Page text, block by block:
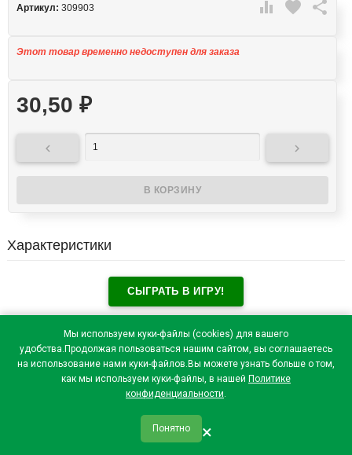
Мы используем куки-файлы (cookies) для вашего
удобства.Продолжая пользоваться нашим сайтом, вы соглашаетесь
на использование нами куки-файлов.Вы можете узнать больше о том,
как мы используем куки-файлы, в нашей Политике
конфиденциальности.
Понятно ×
 favorite 
Артикул: 309903
Этот товар временно недоступен для заказа
30,50 ₽
 
Характеристики
СЫГРАТЬ В ИГРУ!
qr_code